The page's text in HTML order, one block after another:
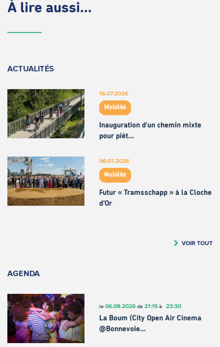
À lire aussi...
ACTUALITÉS
16.07.2026
Mobilité
Inauguration d'un chemin mixte
pour piét…
06.07.2026
Mobilité
Futur « Tramsschapp » à la Cloche
d’Or
VOIR TOUT
AGENDA
le 06.08.2026de 21:15à 23:30
La Boum (City Open Air Cinema
@Bonnevoie…